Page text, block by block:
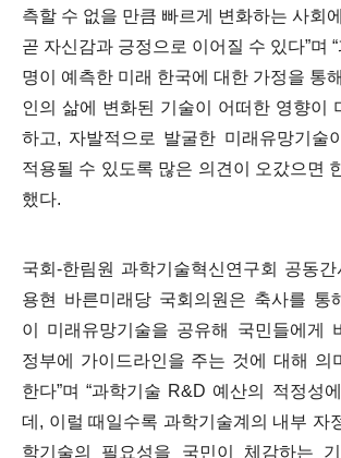
측할 수 없을 만큼 빠르게 변화하는 사회
곧 자신감과 긍정으로 이어질 수 있다”며 “
명이 예측한 미래 한국에 대한 가정을 통
인의 삶에 변화된 기술이 어떠한 영향이
하고, 자발적으로 발굴한 미래유망기술
적용될 수 있도록 많은 의견이 오갔으면
했다.
국회 -한림원 과학기술혁신연구회 공동
용현 바른미래당 국회의원은 축사를 통
이 미래유망기술을 공유해 국민들에게
정부에 가이드라인을 주는 것에 대해 의
한다”며“과학기술 R&D 예산의 적정성
데 , 이럴 때일수록 과학기술계의 내부 자
학기술의 필요성을 국민이 체감하는